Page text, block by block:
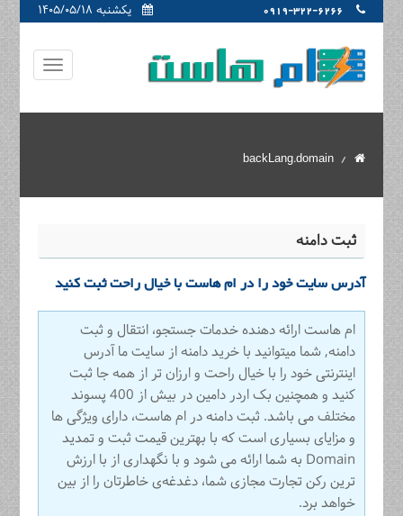
یکشنبه ۱۴۰۵/۰۵/۱۸ 0919-322-6266
backLang.domain
ثبت دامنه
آدرس سایت خود را در ام هاست با خیال راحت ثبت کنید
ام هاست ارائه دهنده خدمات جستجو، انتقال و ثبت
دامنه, شما میتوانید با خرید دامنه از سایت ما آدرس
اینترنتی خود را با خیال راحت و ارزان تر از همه جا ثبت
کنید و همچنین بک اردر دامین در بیش از 400 پسوند
مختلف می باشد. ثبت دامنه در ام هاست، دارای ویژگی ها
و مزایای بسیاری است که با بهترین قیمت ثبت و تمدید
Domain به شما ارائه می شود و با نگهداری از با ارزش
ترین رکن تجارت مجازی شما، دغدغه‌ی خاطرتان را از بین
خواهد برد.